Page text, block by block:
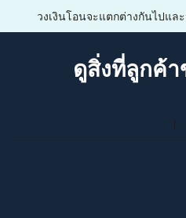
วงเงินโอนจะแตกต่างกันไปแล
ดูสิ่งที่ลูกค้า